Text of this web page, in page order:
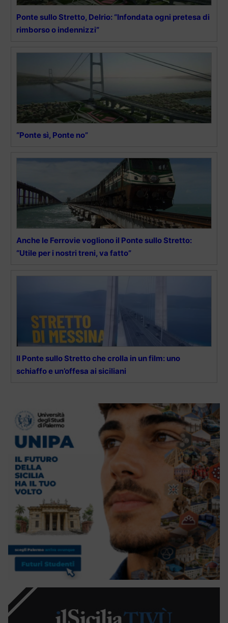
Ponte sullo Stretto, Delrio: “Infondata ogni pretesa di
rimborso o indennizzi”
“Ponte sì, Ponte no”
Anche le Ferrovie vogliono il Ponte sullo Stretto:
“Utile per i nostri treni, va fatto”
Il Ponte sullo Stretto che crolla in un film: uno
schiaffo e un’offesa ai siciliani